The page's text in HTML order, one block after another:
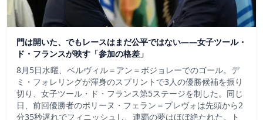
門は開いた、でもレースはまだ公平ではない――女子ツール・
ド・フランスが映す「参加の格差」
8月5日水曜、ベルヴィル＝アン＝ボジョレーでのゴール。デ
ミ・フォレリングが渾身のスプリントで3人の優勝候補を振り
切り、女子ツール・ド・フランス第5ステージを制した。同じ
日、前回優勝者のポリーヌ・フェラン＝プレヴォは先頭から2
分35秒遅れでフィニッシュし、連覇の夢はほぼ絶たれた。ト